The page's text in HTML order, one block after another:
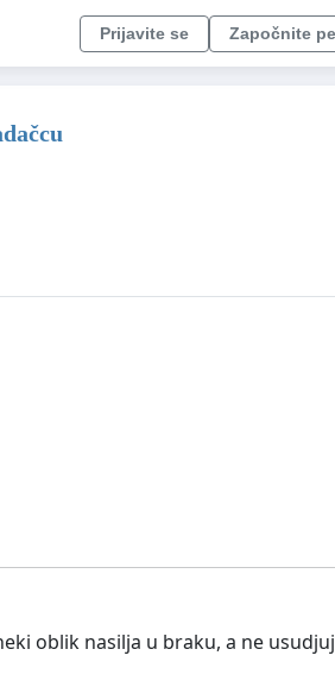
Prijavite se Započnite
oblik nasilja u braku, a ne